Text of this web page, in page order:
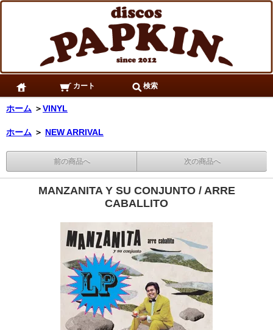
カート 検索
ホーム ＞VINYL
ホーム ＞ NEW ARRIVAL
前の商品へ 次の商品へ
MANZANITA Y SU CONJUNTO / ARRE
CABALLITO